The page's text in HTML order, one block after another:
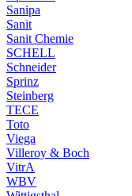
Sanipa
Sanit
Sanit Chemie
SCHELL
Schneider
Sprinz
Steinberg
TECE
Toto
Viega
Villeroy & Boch
VitrA
WBV